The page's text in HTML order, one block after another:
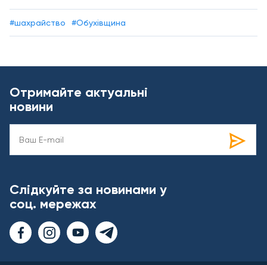
#шахрайство #Обухівщина
Отримайте актуальні
новини
Слідкуйте за новинами у
соц. мережах